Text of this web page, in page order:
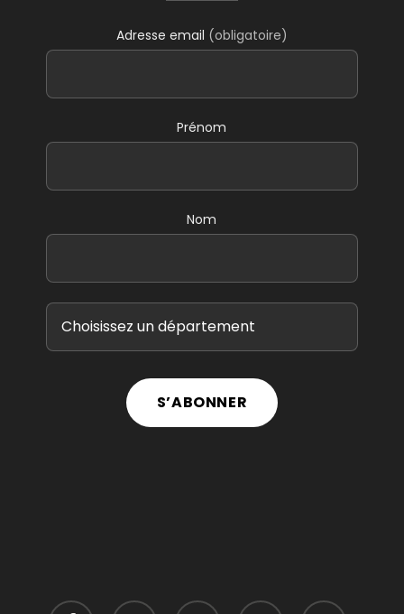
Adresse email (obligatoire)
Prénom
Nom
S’ABONNER
facebook linkedin youtube instagram phone